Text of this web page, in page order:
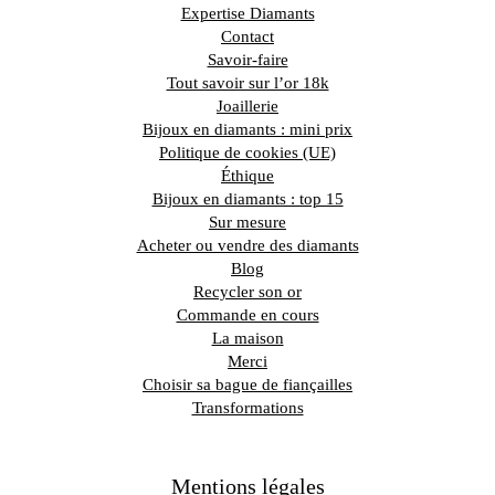
Expertise Diamants
Contact
Savoir-faire
Tout savoir sur l’or 18k
Joaillerie
Bijoux en diamants : mini prix
Politique de cookies (UE)
Éthique
Bijoux en diamants : top 15
Sur mesure
Acheter ou vendre des diamants
Blog
Recycler son or
Commande en cours
La maison
Merci
Choisir sa bague de fiançailles
Transformations
Mentions légales